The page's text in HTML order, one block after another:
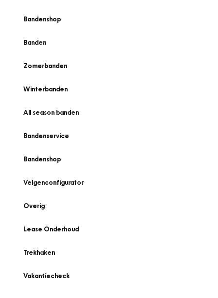
Bandenshop
Banden
Zomerbanden
Winterbanden
All season banden
Bandenservice
Bandenshop
Velgenconfigurator
Overig
Lease Onderhoud
Trekhaken
Vakantiecheck